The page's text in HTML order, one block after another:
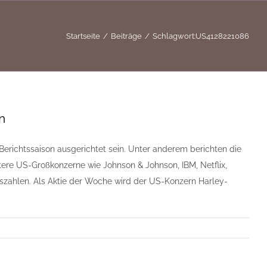
Startseite Beiträge Schlagwort:US4128221086
ausgerichtet sein. Unter anderem berichten die
US-Großkonzerne wie Johnson & Johnson, IBM, Netflix,
Als Aktie der Woche wird der US-Konzern Harley-